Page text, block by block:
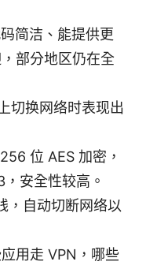
简洁、能提供更
部分地区仍在全
切换网络时表现出
位 AES 加密，
安全性较高。
，自动切断网络以
用走 VPN，哪些